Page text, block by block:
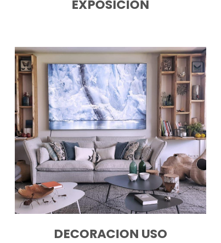
EXPOSICIÓN
DECORACION USO